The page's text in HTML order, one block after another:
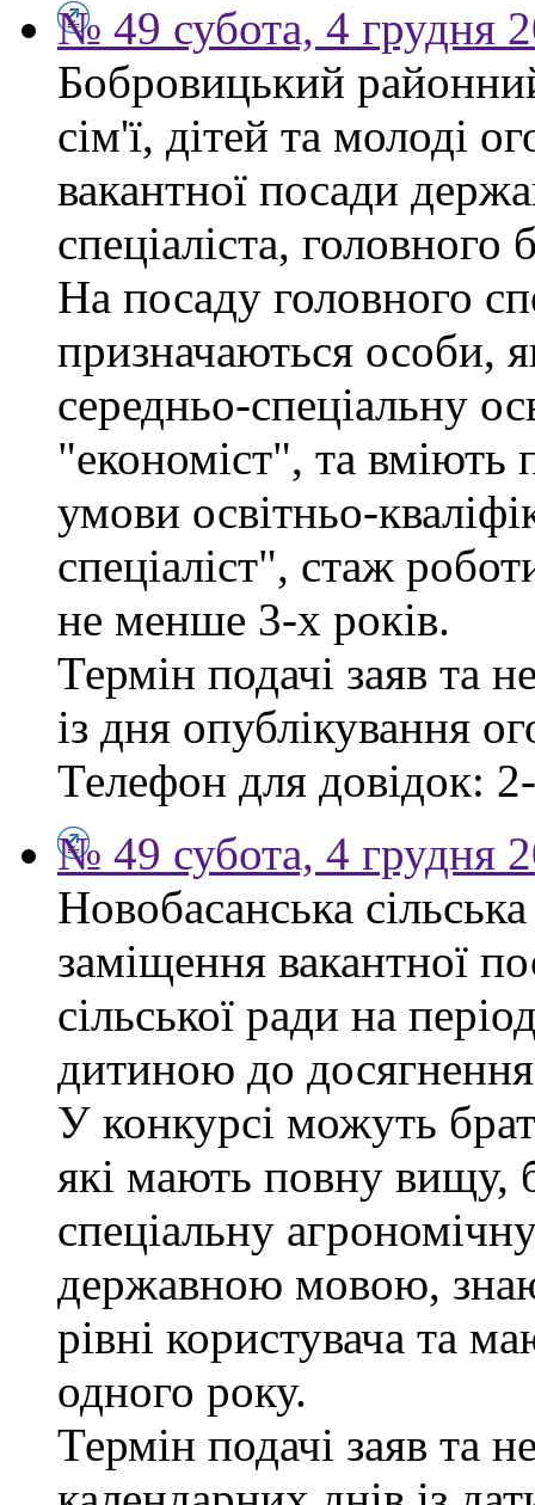
№ 49 субота, 4 грудня
Бобровицький
сім'ї, дітей та молоді
вакантної посади
спеціаліста, головного
На посаду головного
призначаються особи,
середньо-спеціальну
"економіст", та
умови освітньо-
спеціаліст", стаж
не менше 3-х років.
Термін подачі заяв та
із дня опублікування
Телефон для довідок:
№ 49 субота, 4 грудня
Новобасанська
заміщення вакантної
сільської ради на
дитиною до досягнення
У конкурсі можуть
які мають повну вищу,
спеціальну
державною мовою,
рівні користувача та
одного року.
Термін подачі заяв та